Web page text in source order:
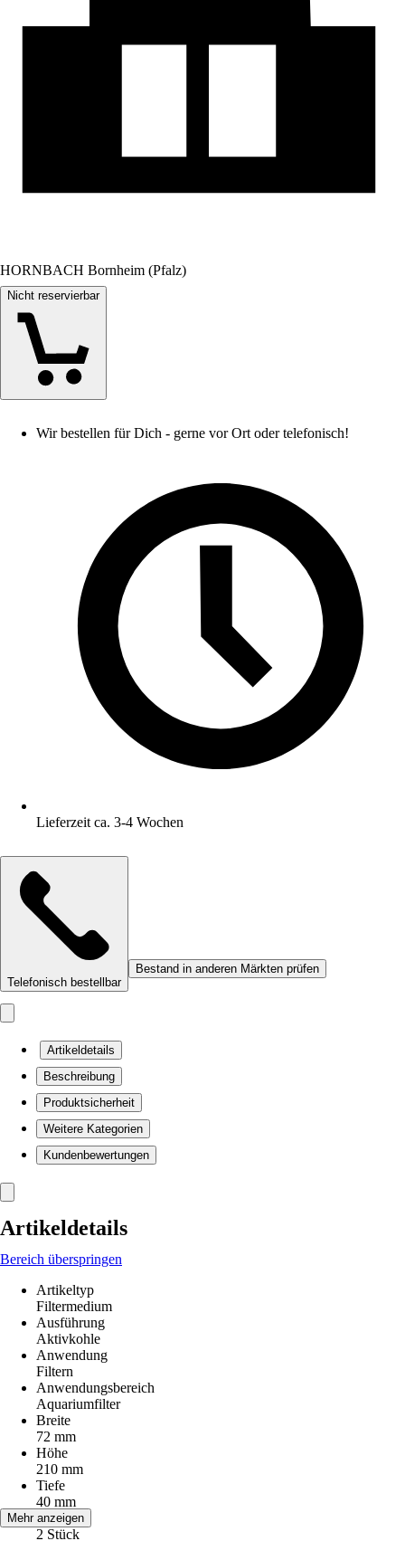
HORNBACH Bornheim (Pfalz)
Nicht reservierbar
Wir bestellen für Dich - gerne vor Ort oder telefonisch!
Lieferzeit ca. 3-4 Wochen
Telefonisch bestellbar
Bestand in anderen Märkten prüfen
Artikeldetails
Beschreibung
Produktsicherheit
Weitere Kategorien
Kundenbewertungen
Artikeldetails
Bereich überspringen
Artikeltyp
Filtermedium
Ausführung
Aktivkohle
Anwendung
Filtern
Anwendungsbereich
Aquariumfilter
Breite
72 mm
Höhe
210 mm
Tiefe
40 mm
Inhalt
2 Stück
Mehr anzeigen